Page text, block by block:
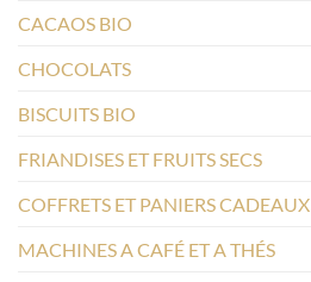
CACAOS BIO
CHOCOLATS
BISCUITS BIO
FRIANDISES ET FRUITS SECS
COFFRETS ET PANIERS CADEAUX
MACHINES A CAFÉ ET A THÉS